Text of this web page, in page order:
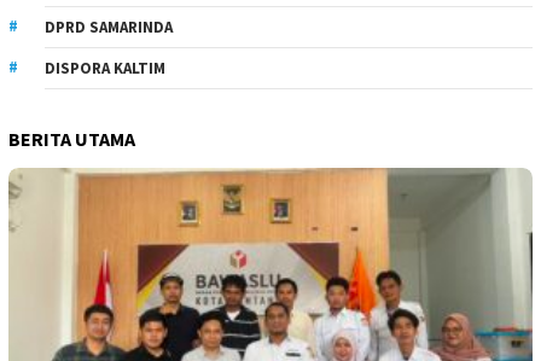
DPRD SAMARINDA
DISPORA KALTIM
BERITA UTAMA